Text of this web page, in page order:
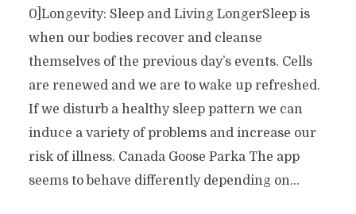
0]Longevity: Sleep and Living LongerSleep is
when our bodies recover and cleanse
themselves of the previous day’s events. Cells
are renewed and we are to wake up refreshed.
If we disturb a healthy sleep pattern we can
induce a variety of problems and increase our
risk of illness. Canada Goose Parka The app
seems to behave differently depending on...